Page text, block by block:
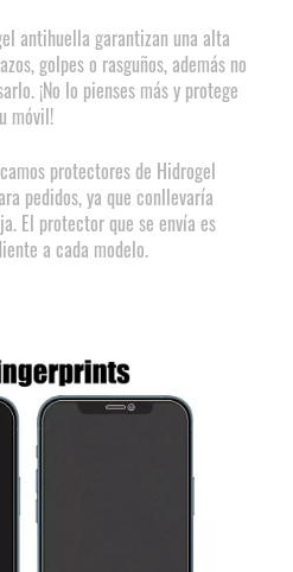
antihuella garantizan una alta
golpes o rasguños, además no
¡No lo pienses más y protege
móvil!
protectores de Hidrogel
pedidos, ya que conllevaría
El protector que se envía es
a cada modelo.